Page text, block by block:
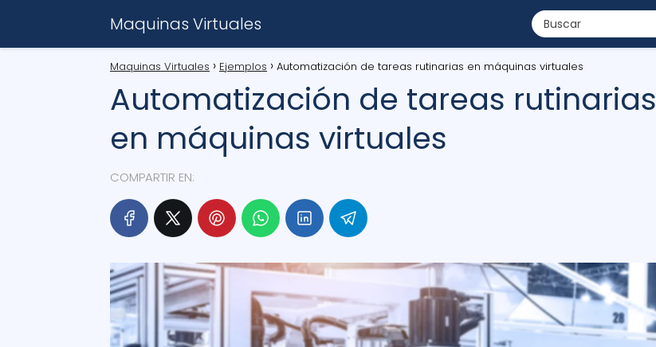
Maquinas Virtuales
Maquinas Virtuales Ejemplos Automatización de tareas rutinarias en máquinas virtuales
Automatización de tareas rutinarias
en máquinas virtuales
COMPARTIR EN: